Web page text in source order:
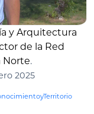
y Arquitectura
de la Red
Norte.
2025